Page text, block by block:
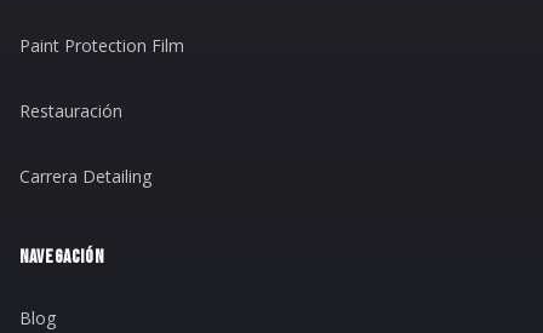
Paint Protection Film
Restauración
Carrera Detailing
NAVEGACIÓN
Blog